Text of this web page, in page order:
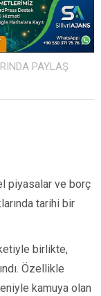
PAYLAŞ
piyasalar ve borç
tarihi bir
birlikte,
Özellikle
kamuya olan